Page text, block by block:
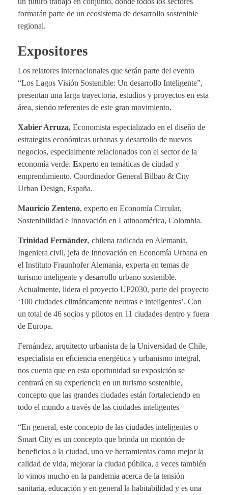
formarán parte de un ecosistema de desarrollo sostenible
regional.
Expositores
Los relatores internacionales que serán parte del evento
“Los Lagos Visión Sostenible: Un desarrollo Inteligente”,
presentan una larga trayectoria, estudios y proyectos en esta
área, siendo referentes de este gran movimiento.
Xabier Arruza, Economista especializado en el diseño de
estrategias económicas urbanas y desarrollo de nuevos
negocios, especialmente relacionados con el sector de la
economía verde. Experto en temáticas de ciudad y
emprendimiento. Coordinador General Bilbao & City
Urban Design, España.
Mauricio Zenteno, experto en Economía Circular,
Sostenibilidad e Innovación en Latinoamérica, Colombia.
Trinidad Fernández, chilena radicada en Alemania.
Ingeniera civil, jefa de Innovación en Economía Urbana en
el Instituto Fraunhofer Alemania, experta en temas de
turismo inteligente y desarrollo urbano sostenible.
Actualmente, lidera el proyecto UP2030, parte del proyecto
‘100 ciudades climáticamente neutras e inteligentes’. Con
un total de 46 socios y pilotos en 11 ciudades dentro y fuera
de Europa.
Fernández, arquitecto urbanista de la Universidad de Chile,
especialista en eficiencia energética y urbanismo integral,
nos cuenta que en esta oportunidad su exposición se
centrará en su experiencia en un turismo sostenible,
concepto que las grandes ciudades están fortaleciendo en
todo el mundo a través de las ciudades inteligentes
“En general, este concepto de las ciudades inteligentes o
Smart City es un concepto que brinda un montón de
beneficios a la ciudad, uno ve herramientas como mejor la
calidad de vida, mejorar la ciudad pública, a veces también
lo vimos mucho en la pandemia acerca de la tensión
sanitaria, educación y en general la habitabilidad y es una